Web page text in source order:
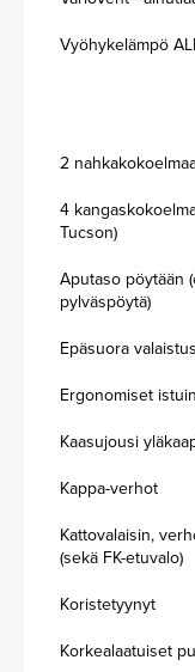
Vyöhykelämpö
2
4
Tucson)
Aputaso pöytään
pylväspöytä)
Epäsuora
Ergonomiset
Kaasujousi
Kappa-verhot
Kattovalaisin,
(sekä FK-etuvalo)
Koristetyynyt
Korkealaatuiset